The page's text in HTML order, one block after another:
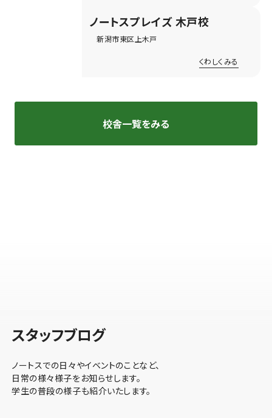
ノートスプレイズ木戸校
新潟市東区上木戸
くわしくみる
校舎一覧をみる
スタッフブログ
ノートスでの日々やイベントのことなど、
日常の様々様子をお知らせします。
学生の普段の様子も紹介いたします。